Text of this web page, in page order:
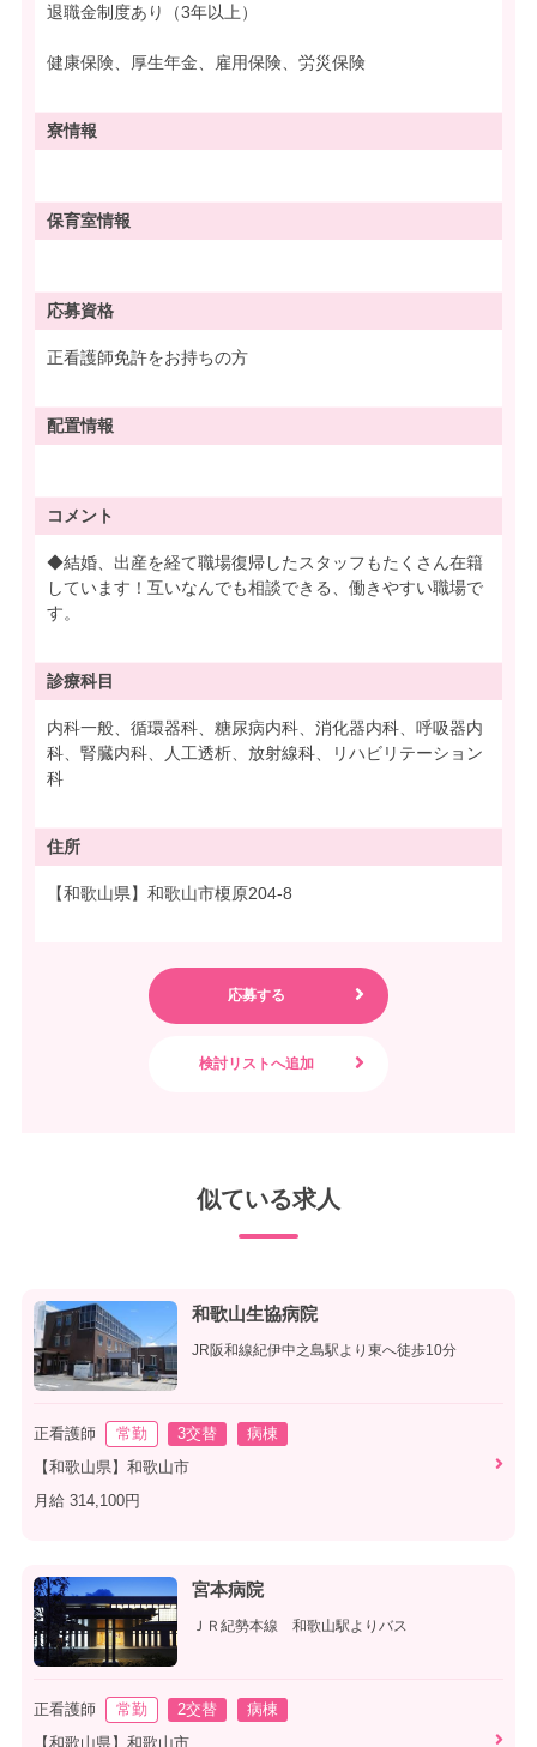
退職金制度あり（3年以上）
健康保険、厚生年金、雇用保険、労災保険
寮情報
保育室情報
応募資格
正看護師免許をお持ちの方
配置情報
コメント
◆結婚、出産を経て職場復帰したスタッフもたくさん在籍
しています！互いなんでも相談できる、働きやすい職場で
す。
診療科目
内科一般、循環器科、糖尿病内科、消化器内科、呼吸器内
科、腎臓内科、人工透析、放射線科、リハビリテーション
科
住所
【和歌山県】和歌山市榎原204-8
似ている求人
和歌山生協病院
JR阪和線紀伊中之島駅より東へ徒歩10分
正看護師 常勤 3交替
病棟
【和歌山県】和歌山市
月給 314,100円
宮本病院
ＪＲ紀勢本線 和歌山駅よりバス
正看護師 常勤 2交替
病棟
【和歌山県】和歌山市